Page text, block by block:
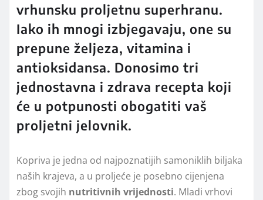
vrhunsku proljetnu superhranu.
Iako ih mnogi izbjegavaju, one su
prepune željeza, vitamina i
antioksidansa. Donosimo tri
jednostavna i zdrava recepta koji
će u potpunosti obogatiti vaš
proljetni jelovnik.
Kopriva je jedna od najpoznatijih samoniklih biljaka
naših krajeva, a u proljeće je posebno cijenjena
zbog svojih nutritivnih vrijednosti. Mladi vrhovi